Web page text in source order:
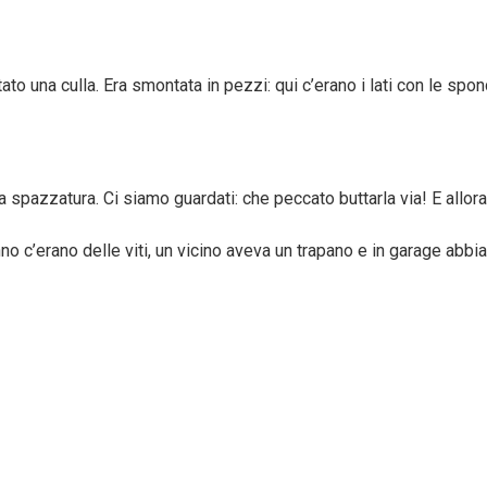
una culla. Era smontata in pezzi: qui c’erano i lati con le
Ci siamo guardati: che peccato buttarla via! E
c’erano delle viti, un vicino aveva un trapano e in garage